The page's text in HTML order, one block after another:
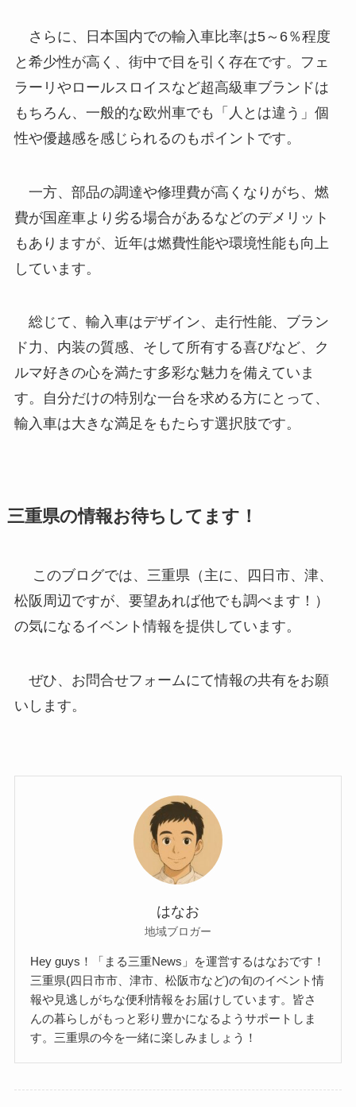
さらに、日本国内での輸入車比率は5～6％程度
と希少性が高く、街中で目を引く存在です。フェ
ラーリやロールスロイスなど超高級車ブランドは
もちろん、一般的な欧州車でも「人とは違う」個
性や優越感を感じられるのもポイントです。
一方、部品の調達や修理費が高くなりがち、燃
費が国産車より劣る場合があるなどのデメリット
もありますが、近年は燃費性能や環境性能も向上
しています。
総じて、輸入車はデザイン、走行性能、ブラン
ド力、内装の質感、そして所有する喜びなど、ク
ルマ好きの心を満たす多彩な魅力を備えていま
す。自分だけの特別な一台を求める方にとって、
輸入車は大きな満足をもたらす選択肢です。
三重県の情報お待ちしてます！
このブログでは、三重県（主に、四日市、津、
松阪周辺ですが、要望あれば他でも調べます！）
の気になるイベント情報を提供しています。
ぜひ、お問合せフォームにて情報の共有をお願
いします。
はなお
地域ブロガー
Hey guys！「まる三重News」を運営するはなおです！
三重県(四日市市、津市、松阪市など)の旬のイベント情
報や見逃しがちな便利情報をお届けしています。皆さ
んの暮らしがもっと彩り豊かになるようサポートしま
す。三重県の今を一緒に楽しみましょう！